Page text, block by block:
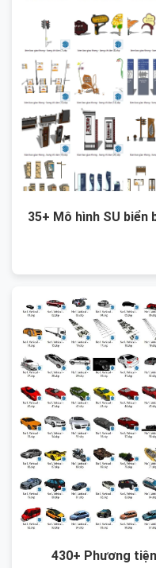
35+ Mô hình SU
430+ Phương